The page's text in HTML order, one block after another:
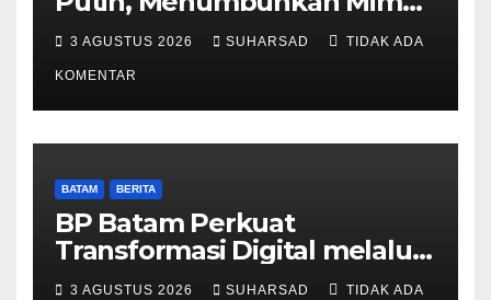
di Tanah Rempang-Galang
3 AGUSTUS 2026 SUHARSAD TIDAK ADA
KOMENTAR
BATAM BERITA
BP Batam Perkuat
Transformasi Digital melalui
Pengembangan Super Apps
3 AGUSTUS 2026 SUHARSAD TIDAK ADA